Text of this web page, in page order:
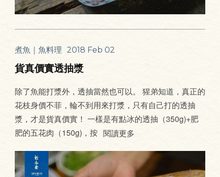
煮魚｜魚料理 2018 Feb 02
貨真價實透抽漿
除了魚能打漿外，透抽當然也可以。 猩弟知道，真正的
花枝身價不菲，輪不到用來打漿，只有自己打的透抽
漿，才是貨真價實！ 一樣是有點冰的透抽（350g)+肥
肥的五花肉（150g)，按 閱讀更多